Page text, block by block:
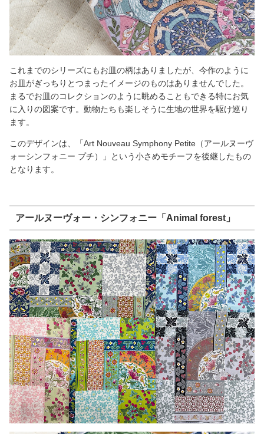
これまでのシリーズにもお皿の柄はありましたが、今作のように
お皿がぎっちりとつまったイメージのものはありませんでした。
まるでお皿のコレクションのように眺めることもできる特にお気
に入りの図案です。動物たちも楽しそうに生地の世界を駆け巡り
ます。
このデザインは、「Art Nouveau Symphony Petite（アールヌーヴ
ォーシンフォニー プチ）」という小さめモチーフを後継したもの
となります。
アールヌーヴォー・シンフォニー「Animal forest」